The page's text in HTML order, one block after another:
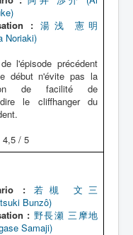
: 湯浅 憲明
Noriaki)
l'épisode précédent
début n'évite pas la
de facilité de
le cliffhanger du
4,5 / 5
:
若槻 文三
Bunzô)
: 野長瀬 三摩地
Samaji)